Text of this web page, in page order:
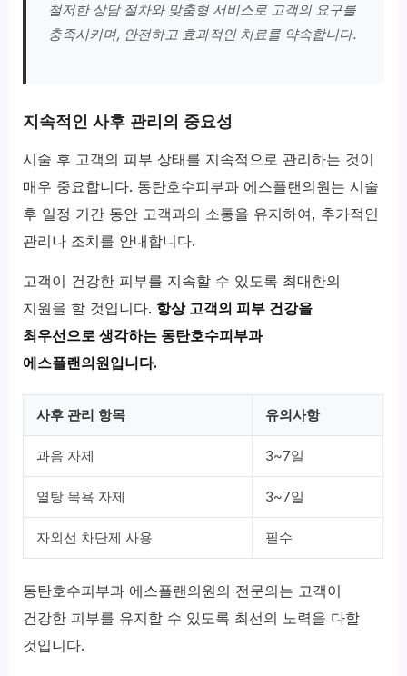
철저한 상담 절차와 맞춤형 서비스로 고객의 요구를
충족시키며, 안전하고 효과적인 치료를 약속합니다.
지속적인 사후 관리의 중요성
시술 후 고객의 피부 상태를 지속적으로 관리하는 것이
매우 중요합니다. 동탄호수피부과 에스플랜의원는 시술
후 일정 기간 동안 고객과의 소통을 유지하여, 추가적인
관리나 조치를 안내합니다.
고객이 건강한 피부를 지속할 수 있도록 최대한의
지원을 할 것입니다. 항상 고객의 피부 건강을
최우선으로 생각하는 동탄호수피부과
에스플랜의원입니다.
사후 관리 항목 유의사항
과음 자제 3~7일
열탕 목욕 자제 3~7일
자외선 차단제 사용 필수
동탄호수피부과 에스플랜의원의 전문의는 고객이
건강한 피부를 유지할 수 있도록 최선의 노력을 다할
것입니다.